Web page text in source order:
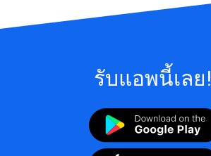
รับแอพนี้เลย!